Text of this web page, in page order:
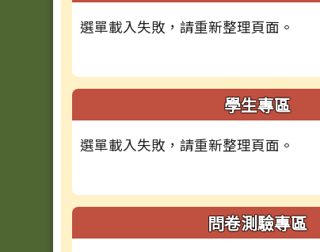
選單載入失敗，請重新整理頁面。
學生專區
選單載入失敗，請重新整理頁面。
問卷測驗專區